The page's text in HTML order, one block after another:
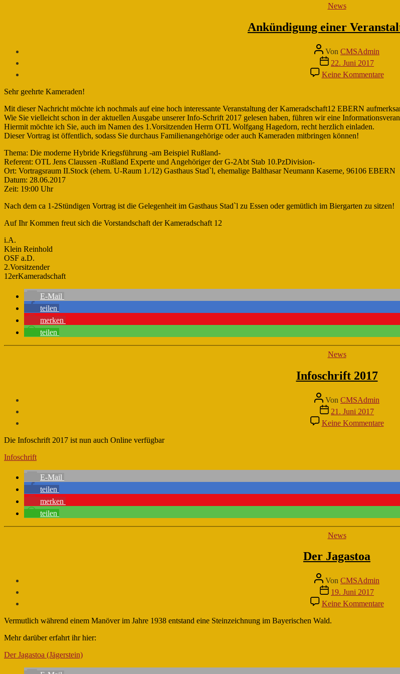
Kategorien
News
Ankündigung einer
Beitragsautor
Von CMSAdmin
Veröffentlichungsdatum
22. Juni 2017
Keine Kommentarezu
Sehr geehrte Kameraden!
Mit dieser Nachricht möchte ich nochmals auf eine hoch interessante Veranstaltung der Kameradschaft12 EBERN
Wie Sie vielleicht schon in der aktuellen Ausgabe unserer Info-Schrift 2017 gelesen haben, führen wir eine
Hiermit möchte ich Sie, auch im Namen des 1.Vorsitzenden Herrn OTL Wolfgang Hagedorn, recht herzlich einladen.
Dieser Vortrag ist öffentlich, sodass Sie durchaus Familienangehörige oder auch Kameraden mitbringen können!
Thema: Die moderne Hybride Kriegsführung -am Beispiel Rußland-
Referent: OTL Jens Claussen -Rußland Experte und Angehöriger der G-2Abt Stab 10.PzDivision-
Ort: Vortragsraum II.Stock (ehem. U-Raum 1./12) Gasthaus Stad`l, ehemalige Balthasar Neumann Kaserne, 96106 EBERN
Datum: 28.06.2017
Zeit: 19:00 Uhr
Nach dem ca 1-2Stündigen Vortrag ist die Gelegenheit im Gasthaus Stad`l zu Essen oder gemütlich im Biergarten zu sitzen!
Auf Ihr Kommen freut sich die Vorstandschaft der Kameradschaft 12
i.A.
Klein Reinhold
OSF a.D.
2.Vorsitzender
12erKameradschaft
E-Mail
teilen
merken
teilen
Kategorien
News
Infoschrift 2017
Beitragsautor
Von CMSAdmin
Veröffentlichungsdatum
21. Juni 2017
Keine Kommentarezu
Die Infoschrift 2017 ist nun auch Online verfügbar
Infoschrift
E-Mail
teilen
merken
teilen
Kategorien
News
Der Jagastoa
Beitragsautor
Von CMSAdmin
Veröffentlichungsdatum
19. Juni 2017
Keine Kommentarezu
Der
Vermutlich während einem Manöver im Jahre 1938 entstand eine Steinzeichnung im Bayerischen Wald.
Mehr darüber erfahrt ihr hier:
Der Jagastoa (Jägerstein)